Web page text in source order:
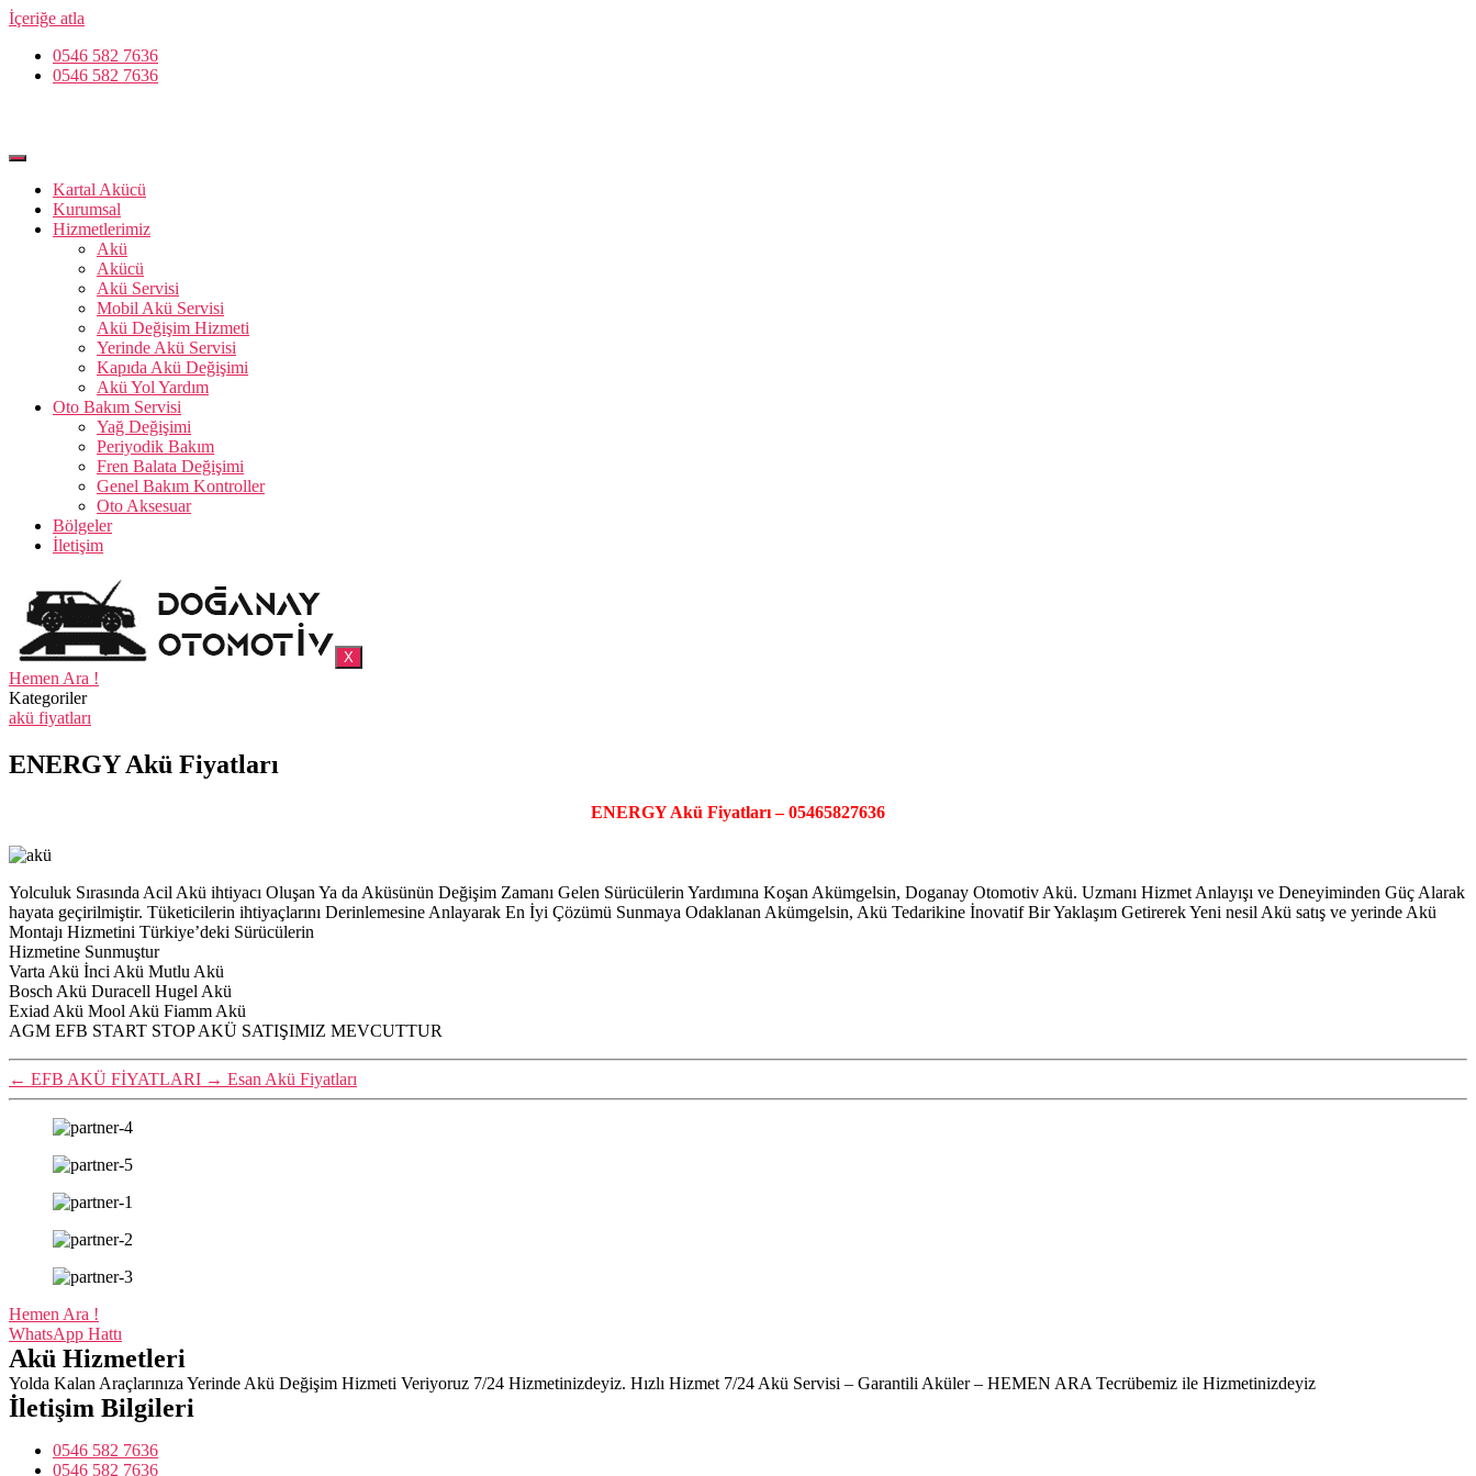
İçeriğe atla
0546 582 7636
0546 582 7636
Kartal Akücü
Kurumsal
Hizmetlerimiz
Akü
Akücü
Akü Servisi
Mobil Akü Servisi
Akü Değişim Hizmeti
Yerinde Akü Servisi
Kapıda Akü Değişimi
Akü Yol Yardım
Oto Bakım Servisi
Yağ Değişimi
Periyodik Bakım
Fren Balata Değişimi
Genel Bakım Kontroller
Oto Aksesuar
Bölgeler
İletişim
X
Hemen Ara !
Kategoriler
akü fiyatları
ENERGY Akü Fiyatları
ENERGY Akü Fiyatları – 05465827636
Yolculuk Sırasında Acil Akü ihtiyacı Oluşan Ya da Aküsünün Değişim Zamanı Gelen Sürücülerin Yardımına Koşan Akümgelsin, Doganay Otomotiv Akü. Uzmanı Hizmet Anlayışı ve Deneyiminden Güç Alarak
hayata geçirilmiştir. Tüketicilerin ihtiyaçlarını Derinlemesine Anlayarak En İyi Çözümü Sunmaya Odaklanan Akümgelsin, Akü Tedarikine İnovatif Bir Yaklaşım Getirerek Yeni nesil Akü satış ve yerinde Akü
Montajı Hizmetini Türkiye’deki Sürücülerin
Hizmetine Sunmuştur
Varta Akü İnci Akü Mutlu Akü
Bosch Akü Duracell Hugel Akü
Exiad Akü Mool Akü Fiamm Akü
AGM EFB START STOP AKÜ SATIŞIMIZ MEVCUTTUR
← EFB AKÜ FİYATLARI → Esan Akü Fiyatları
Hemen Ara !
WhatsApp Hattı
Akü Hizmetleri
Yolda Kalan Araçlarınıza Yerinde Akü Değişim Hizmeti Veriyoruz 7/24 Hizmetinizdeyiz. Hızlı Hizmet 7/24 Akü Servisi – Garantili Aküler – HEMEN ARA Tecrübemiz ile Hizmetinizdeyiz
İletişim Bilgileri
0546 582 7636
0546 582 7636